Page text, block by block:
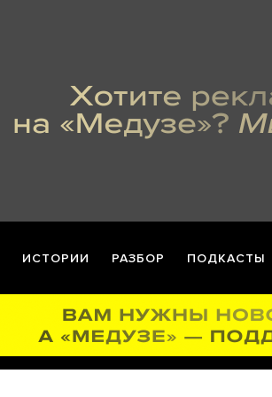
ИСТОРИИ РАЗБОР ПОДКАСТЫ